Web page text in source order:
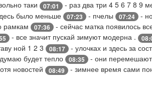
таки 07:01 - раз два три 4 5 6 7 8 9
было меньше 07:23 - пчелы 07:24 -
рамкам 07:36 - сейчас матка появилось
- все значит пускай зимуют модерна .
ной 1 2 3 08:17 - улочках и здесь за
будет тепло 08:35 - они
новостей 08:49 - зимнее время сами